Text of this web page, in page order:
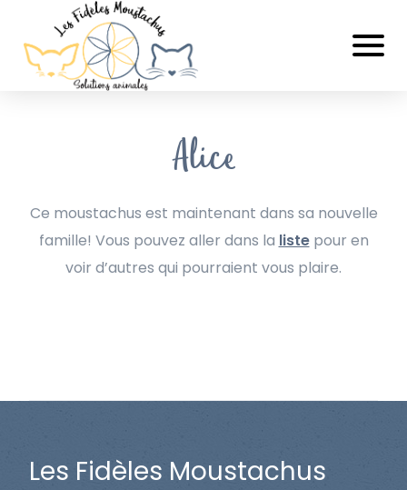
Alice
Ce moustachus est maintenant dans sa nouvelle
famille! Vous pouvez aller dans la listepour en
voir d’autres qui pourraient vous plaire.
Les Fidèles Moustachus